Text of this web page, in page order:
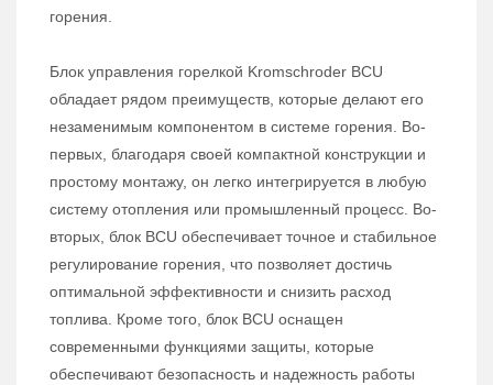
горения.
Блок управления горелкой Kromschroder BCU
обладает рядом преимуществ, которые делают его
незаменимым компонентом в системе горения. Во-
первых, благодаря своей компактной конструкции и
простому монтажу, он легко интегрируется в любую
систему отопления или промышленный процесс. Во-
вторых, блок BCU обеспечивает точное и стабильное
регулирование горения, что позволяет достичь
оптимальной эффективности и снизить расход
топлива. Кроме того, блок BCU оснащен
современными функциями защиты, которые
обеспечивают безопасность и надежность работы